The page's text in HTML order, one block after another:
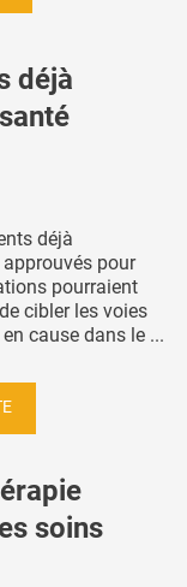
déjà
déjà
pour
pourraient
cibler les voies
cause dans le ...
soins